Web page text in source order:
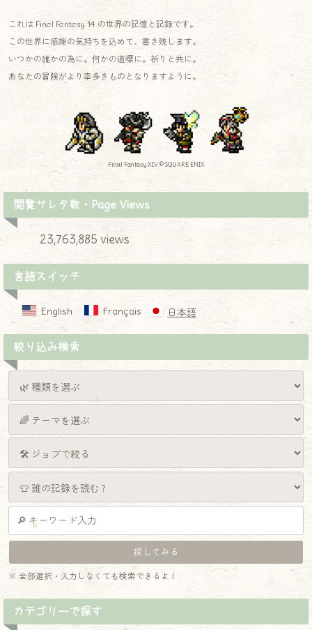
これは Final Fantasy 14 の世界の記憶と記録です。
この世界に感謝の気持ちを込めて、書き残します。
いつかの誰かの為に。何かの道標に。祈りと共に。
あなたの冒険がより幸多きものとなりますように。
Final Fantasy XIV © SQUARE ENIX
閲覧サレタ数・Page Views
23,763,885 views
言語スイッチ
English Français 日本語
絞り込み検索
※ 全部選択・入力しなくても検索できるよ！
カテゴリーで探す